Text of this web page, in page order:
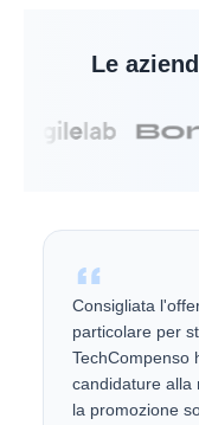
Le
Consigliata
particolare per
TechCompenso
candidature alla
la promozione